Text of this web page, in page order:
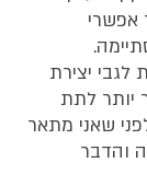
אפשרי
יצירת
יותר לתת
שאני מתאר
והדבר